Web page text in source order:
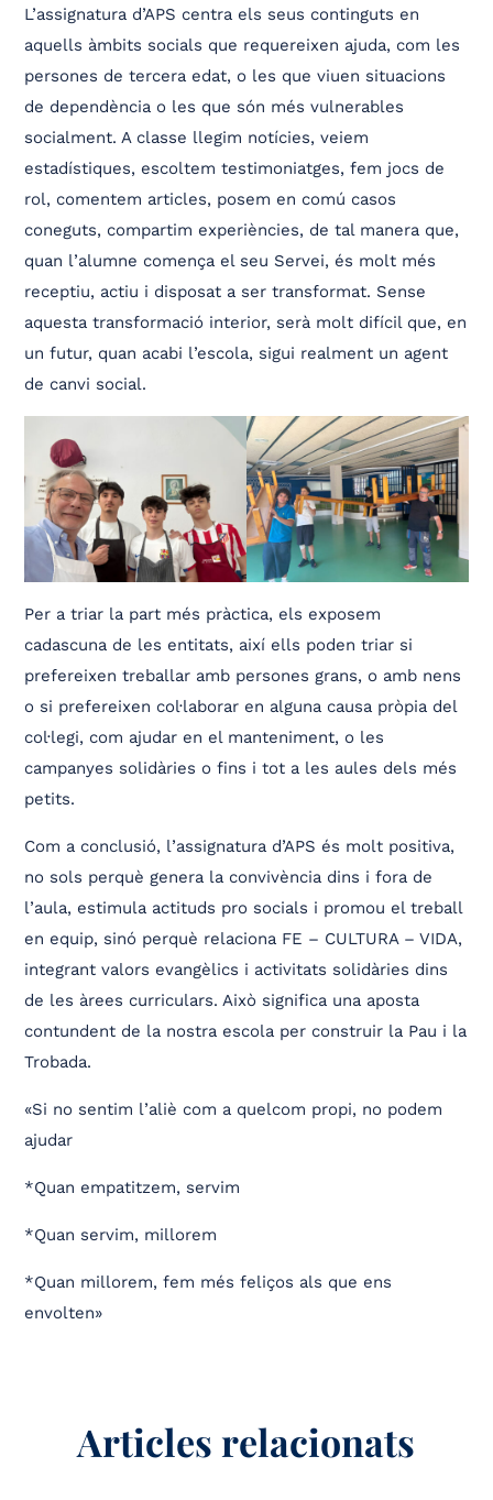
L’assignatura d’APS centra els seus continguts en
aquells àmbits socials que requereixen ajuda, com les
persones de tercera edat, o les que viuen situacions
de dependència o les que són més vulnerables
socialment. A classe llegim notícies, veiem
estadístiques, escoltem testimoniatges, fem jocs de
rol, comentem articles, posem en comú casos
coneguts, compartim experiències, de tal manera que,
quan l’alumne comença el seu Servei, és molt més
receptiu, actiu i disposat a ser transformat. Sense
aquesta transformació interior, serà molt difícil que, en
un futur, quan acabi l’escola, sigui realment un agent
de canvi social.
Per a triar la part més pràctica, els exposem
cadascuna de les entitats, així ells poden triar si
prefereixen treballar amb persones grans, o amb nens
o si prefereixen col·laborar en alguna causa pròpia del
col·legi, com ajudar en el manteniment, o les
campanyes solidàries o fins i tot a les aules dels més
petits.
Com a conclusió, l’assignatura d’APS és molt positiva,
no sols perquè genera la convivència dins i fora de
l’aula, estimula actituds pro socials i promou el treball
en equip, sinó perquè relaciona FE – CULTURA – VIDA,
integrant valors evangèlics i activitats solidàries dins
de les àrees curriculars. Això significa una aposta
contundent de la nostra escola per construir la Pau i la
Trobada.
«Si no sentim l’aliè com a quelcom propi, no podem
ajudar
*Quan empatitzem, servim
*Quan servim, millorem
*Quan millorem, fem més feliços als que ens
envolten»
Articles relacionats